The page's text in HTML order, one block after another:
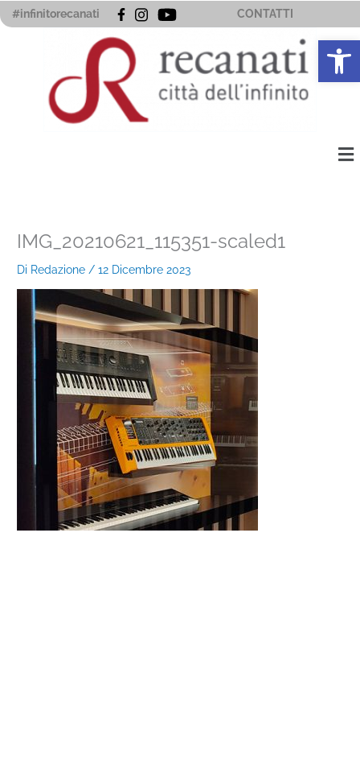
Vai
al
#infinitorecanati CONTATTI
IMG_20210621_115351-scaled1
Di Redazione /12 Dicembre 2023
Apri la